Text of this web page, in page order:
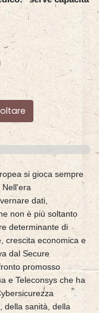
si gioca sempre
dati,
non è più soltanto
determinante di
crescita economica e
dal Secure
promosso
e Teleconsys che ha
della sanità, della